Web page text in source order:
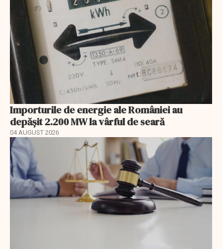
Importurile de energie ale României au
depășit 2.200 MW la vârful de seară
04 AUGUST 2026